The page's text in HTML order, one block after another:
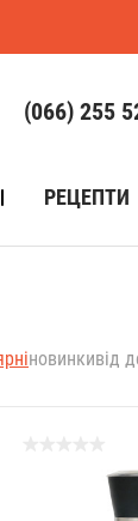
(066) 255
РЕЦЕПТИ
новинкивід